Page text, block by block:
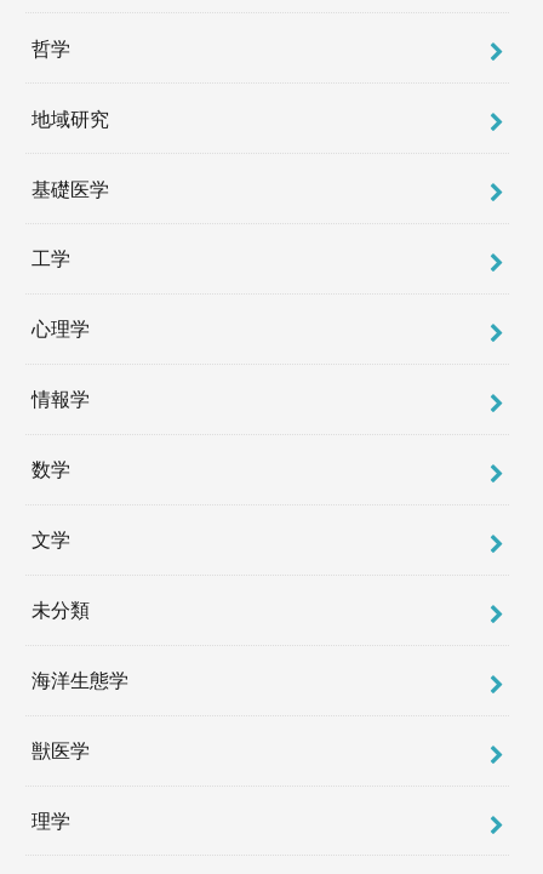
哲学
地域研究
基礎医学
工学
心理学
情報学
数学
文学
未分類
海洋生態学
獣医学
理学